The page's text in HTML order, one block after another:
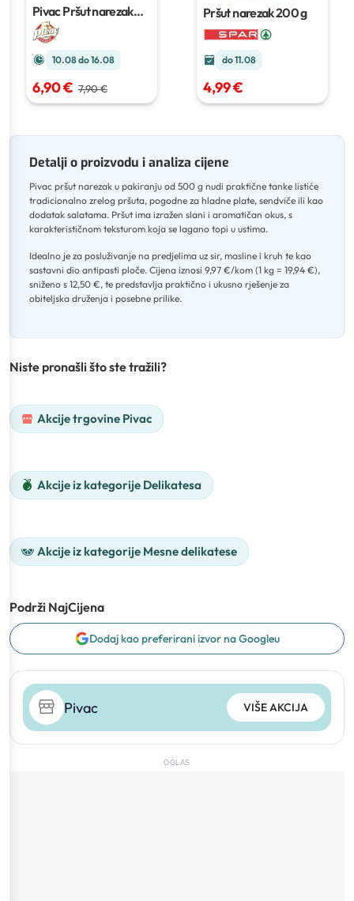
Pivac Pršut narezak
300 g
10.08 do 16.08
6,90 € 7,90 €
Pršut narezak200 g
do 11.08
4,99 €
Detalji o proizvodu i analiza cijene
Pivac pršut narezak u pakiranju od 500 g nudi praktične tanke listiće
tradicionalno zrelog pršuta, pogodne za hladne plate, sendviče ili kao
dodatak salatama. Pršut ima izražen slani i aromatičan okus, s
karakterističnom teksturom koja se lagano topi u ustima.
Idealno je za posluživanje na predjelima uz sir, masline i kruh te kao
sastavni dio antipasti ploče. Cijena iznosi 9,97 €/kom (1 kg = 19,94 €),
sniženo s 12,50 €, te predstavlja praktično i ukusno rješenje za
obiteljska druženja i posebne prilike.
Niste pronašli što ste tražili?
Akcije trgovine Pivac
Akcije iz kategorije Delikatesa
Akcije iz kategorije Mesne delikatese
Podrži NajCijena
Dodaj kao preferirani izvor na Googleu
Pivac VIŠE AKCIJA
OGLAS